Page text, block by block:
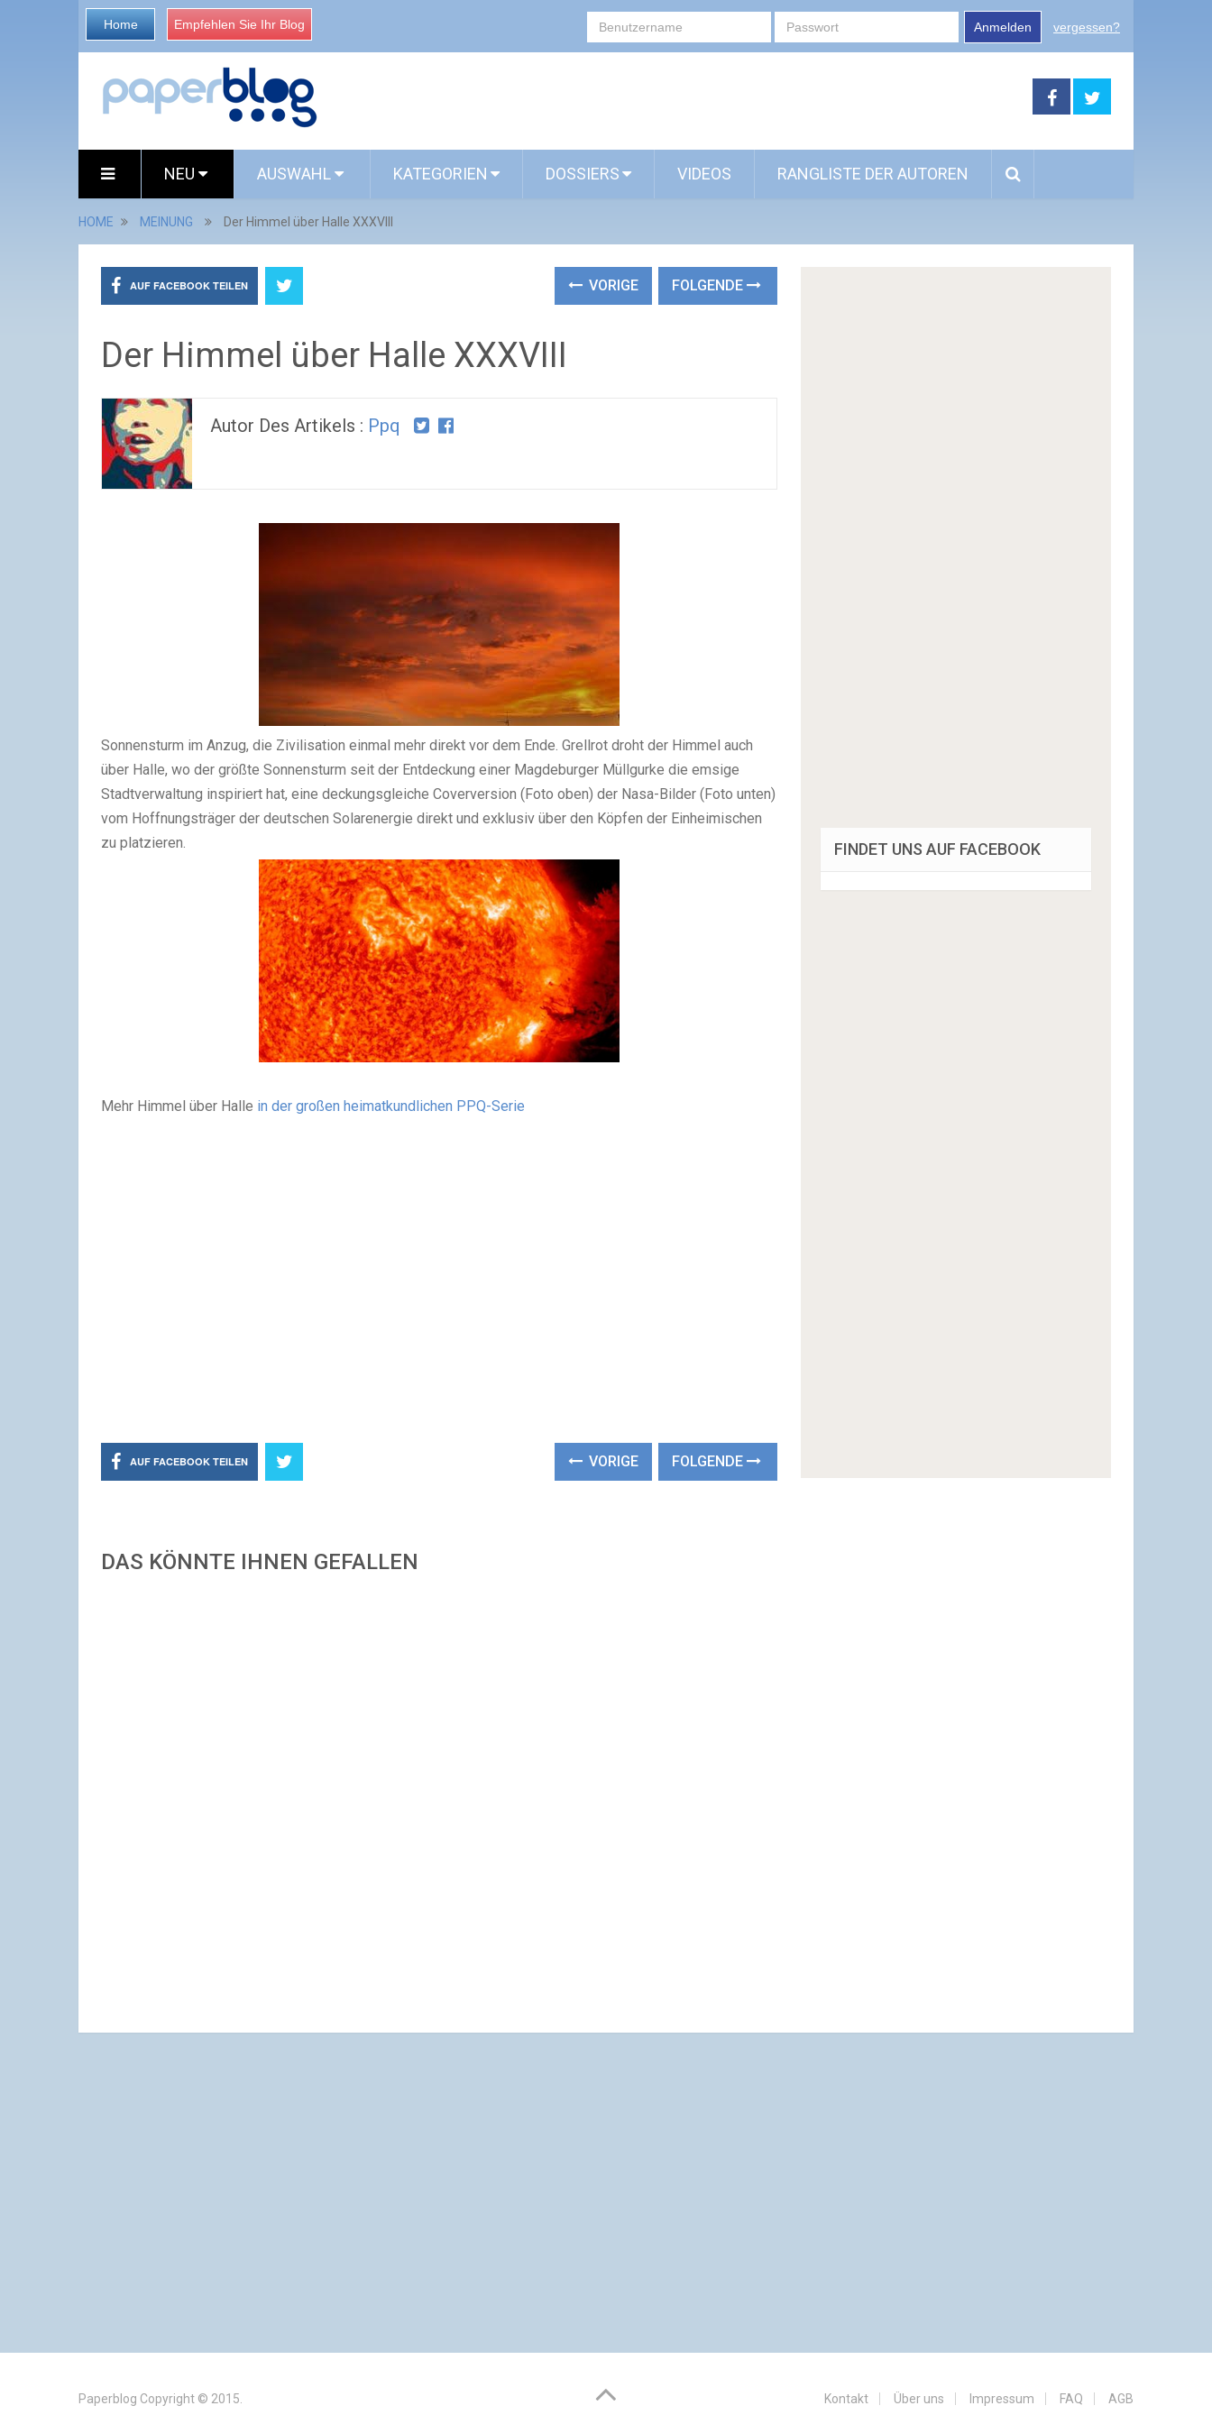
Home Empfehlen Sie Ihr Blog Anmelden vergessen?
NEU AUSWAHL KATEGORIEN DOSSIERS VIDEOS RANGLISTE DER AUTOREN
HOME MEINUNG Der Himmel über Halle XXXVIII
AUF FACEBOOK TEILEN VORIGE FOLGENDE
Der Himmel über Halle XXXVIII
Autor Des Artikels : Ppq
Sonnensturm im Anzug, die Zivilisation einmal mehr direkt vor dem Ende. Grellrot droht der Himmel auch
über Halle, wo der größte Sonnensturm seit der Entdeckung einer Magdeburger Müllgurke die emsige
Stadtverwaltung inspiriert hat, eine deckungsgleiche Coverversion (Foto oben) der Nasa-Bilder (Foto unten)
vom Hoffnungsträger der deutschen Solarenergie direkt und exklusiv über den Köpfen der Einheimischen
zu platzieren.
Mehr Himmel über Halle in der großen heimatkundlichen PPQ-Serie
AUF FACEBOOK TEILEN VORIGE FOLGENDE
DAS KÖNNTE IHNEN GEFALLEN
FINDET UNS AUF FACEBOOK
Paperblog Copyright © 2015. Kontakt Über uns Impressum FAQ AGB